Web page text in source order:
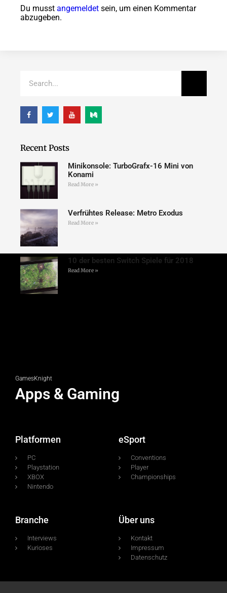
Du musst angemeldet sein, um einen Kommentar
abzugeben.
Recent Posts
Minikonsole: TurboGrafx-16 Mini von
Konami
Read More »
Verfrühtes Release: Metro Exodus
Read More »
10 der besten Switch Spiele für 2018
Read More »
GamesKnight
Apps & Gaming
Platformen
PC
Playstation
XBOX
Nintendo
eSport
Conventions
Player
Championships
Branche
Interviews
Kurioses
Über uns
Kontakt
Impressum
Datenschutz